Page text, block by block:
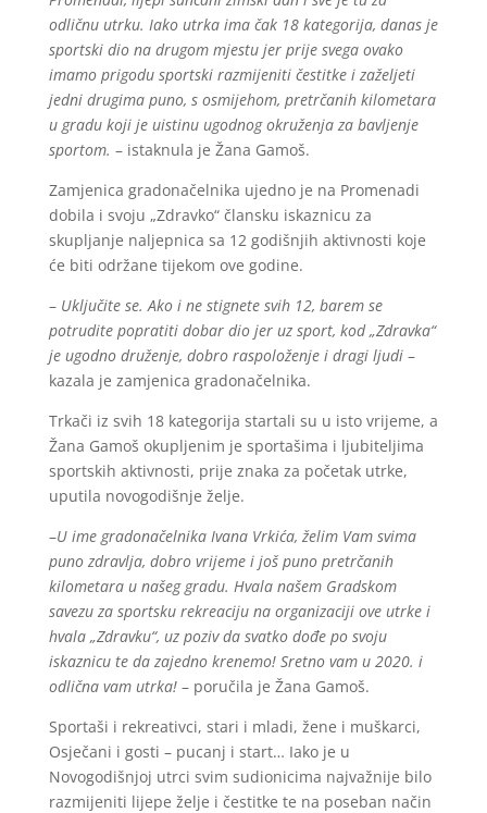
odličnu utrku. Iako utrka ima čak 18 kategorija, danas je
sportski dio na drugom mjestu jer prije svega ovako
imamo prigodu sportski razmijeniti čestitke i zaželjeti
jedni drugima puno, s osmijehom, pretrčanih kilometara
u gradu koji je uistinu ugodnog okruženja za bavljenje
sportom. – istaknula je Žana Gamoš.
Zamjenica gradonačelnika ujedno je na Promenadi
dobila i svoju „Zdravko“ člansku iskaznicu za
skupljanje naljepnica sa 12 godišnjih aktivnosti koje
će biti održane tijekom ove godine.
– Uključite se. Ako i ne stignete svih 12, barem se
potrudite popratiti dobar dio jer uz sport, kod „Zdravka“
je ugodno druženje, dobro raspoloženje i dragi ljudi–
kazala je zamjenica gradonačelnika.
Trkači iz svih 18 kategorija startali su u isto vrijeme, a
Žana Gamoš okupljenim je sportašima i ljubiteljima
sportskih aktivnosti, prije znaka za početak utrke,
uputila novogodišnje želje.
–U ime gradonačelnika Ivana Vrkića, želim Vam svima
puno zdravlja, dobro vrijeme i još puno pretrčanih
kilometara u našeg gradu. Hvala našem Gradskom
savezu za sportsku rekreaciju na organizaciji ove utrke i
hvala „Zdravku“, uz poziv da svatko dođe po svoju
iskaznicu te da zajedno krenemo! Sretno vam u 2020. i
odlična vam utrka!– poručila je Žana Gamoš.
Sportaši i rekreativci, stari i mladi, žene i muškarci,
Osječani i gosti – pucanj i start… Iako je u
Novogodišnjoj utrci svim sudionicima najvažnije bilo
razmijeniti lijepe želje i čestitke te na poseban način